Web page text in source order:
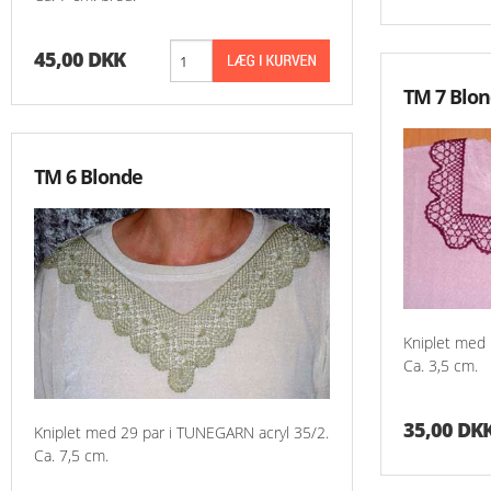
Grove Stoffer
Hardanger Rester
Stramaj
45,00 DKK
TM 6 Blonde
Kniplet med 29 par i TUNEGARN acryl 35/2.
Ca. 7,5 cm.
TM 7
Kniplet med
Ca. 3,5 cm.
35,00